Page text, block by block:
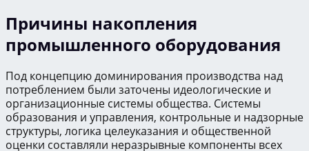
Причины накопления
промышленного оборудования
Под концепцию доминирования производства над
потреблением были заточены идеологические и
организационные системы общества. Системы
образования и управления, контрольные и надзорные
структуры, логика целеуказания и общественной
оценки составляли неразрывные компоненты всех